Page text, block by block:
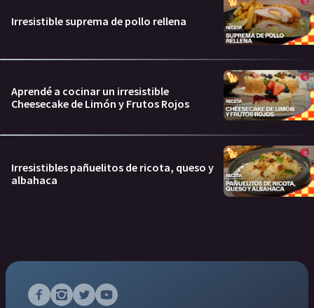
Irresistible suprema de pollo rellena
Aprendé a cocinar un irresistible
Cheesecake de Limón y Frutos Rojos
Irresistibles pañuelitos de ricota, queso y
albahaca